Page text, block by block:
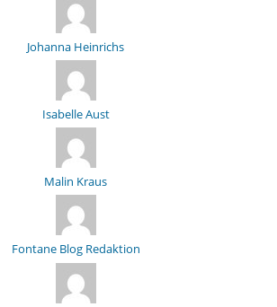
Johanna Heinrichs
Isabelle Aust
Malin Kraus
Fontane Blog Redaktion